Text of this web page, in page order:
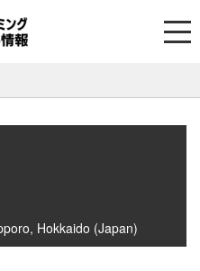
Hokkaido (Japan)